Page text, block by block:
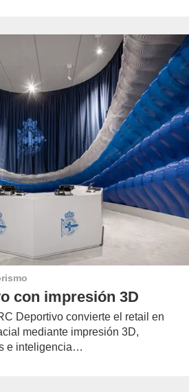
con impresión 3D
Deportivo convierte el retail en
mediante impresión 3D,
e inteligencia…